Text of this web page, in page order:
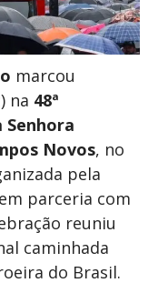
marcou
na 48ª
Senhora
Novos, no
pela
em parceria com
reuniu
caminhada
do Brasil.